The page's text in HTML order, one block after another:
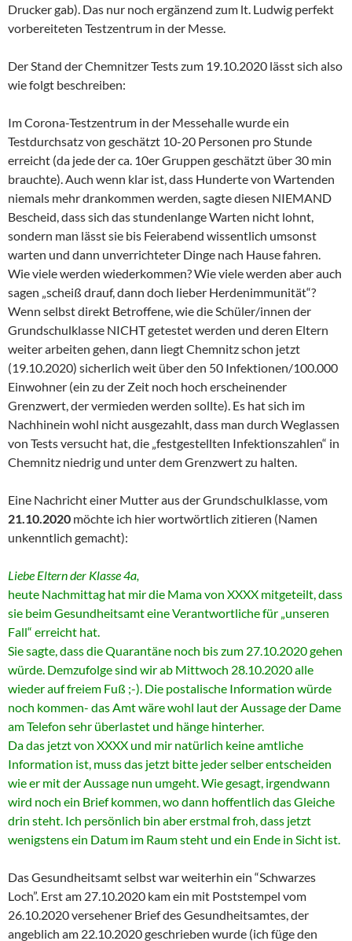
Drucker gab). Das nur noch ergänzend zum lt. Ludwig perfekt
vorbereiteten Testzentrum in der Messe.
Der Stand der Chemnitzer Tests zum 19.10.2020 lässt sich also
wie folgt beschreiben:
Im Corona-Testzentrum in der Messehalle wurde ein
Testdurchsatz von geschätzt 10-20 Personen pro Stunde
erreicht (da jede der ca. 10er Gruppen geschätzt über 30 min
brauchte). Auch wenn klar ist, dass Hunderte von Wartenden
niemals mehr drankommen werden, sagte diesen NIEMAND
Bescheid, dass sich das stundenlange Warten nicht lohnt,
sondern man lässt sie bis Feierabend wissentlich umsonst
warten und dann unverrichteter Dinge nach Hause fahren.
Wie viele werden wiederkommen? Wie viele werden aber auch
sagen „scheiß drauf, dann doch lieber Herdenimmunität“?
Wenn selbst direkt Betroffene, wie die Schüler/innen der
Grundschulklasse NICHT getestet werden und deren Eltern
weiter arbeiten gehen, dann liegt Chemnitz schon jetzt
(19.10.2020) sicherlich weit über den 50 Infektionen/100.000
Einwohner (ein zu der Zeit noch hoch erscheinender
Grenzwert, der vermieden werden sollte). Es hat sich im
Nachhinein wohl nicht ausgezahlt, dass man durch Weglassen
von Tests versucht hat, die „festgestellten Infektionszahlen“ in
Chemnitz niedrig und unter dem Grenzwert zu halten.
Eine Nachricht einer Mutter aus der Grundschulklasse, vom
21.10.2020 möchte ich hier wortwörtlich zitieren (Namen
unkenntlich gemacht):
Liebe Eltern der Klasse 4a,
heute Nachmittag hat mir die Mama von XXXX mitgeteilt, dass
sie beim Gesundheitsamt eine Verantwortliche für „unseren
Fall“ erreicht hat.
Sie sagte, dass die Quarantäne noch bis zum 27.10.2020 gehen
würde. Demzufolge sind wir ab Mittwoch 28.10.2020 alle
wieder auf freiem Fuß ;-). Die postalische Information würde
noch kommen- das Amt wäre wohl laut der Aussage der Dame
am Telefon sehr überlastet und hänge hinterher.
Da das jetzt von XXXX und mir natürlich keine amtliche
Information ist, muss das jetzt bitte jeder selber entscheiden
wie er mit der Aussage nun umgeht. Wie gesagt, irgendwann
wird noch ein Brief kommen, wo dann hoffentlich das Gleiche
drin steht. Ich persönlich bin aber erstmal froh, dass jetzt
wenigstens ein Datum im Raum steht und ein Ende in Sicht ist.
Das Gesundheitsamt selbst war weiterhin ein “Schwarzes
Loch”. Erst am 27.10.2020 kam ein mit Poststempel vom
26.10.2020 versehener Brief des Gesundheitsamtes, der
angeblich am 22.10.2020 geschrieben wurde (ich füge den